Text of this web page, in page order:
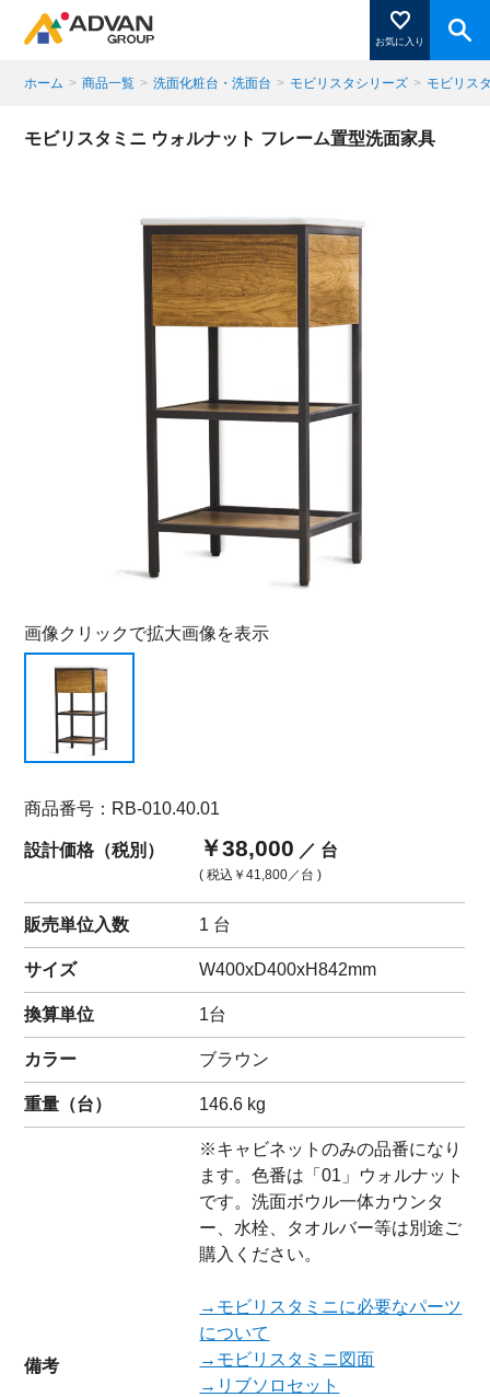
お気に入り
商品ページにある「お気に入り登録」を押すと登録した
閉じる
ホーム > 商品一覧 > 洗面化粧台・洗面台 > モビリスタシリーズ > モビリス
モビリスタミニ ウォルナット フレーム置型洗面家具
画像クリックで拡大画像を表示
商品番号：RB-010.40.01
設計価格（税別） ￥38,000 ／ 台
( 税込 ￥41,800／台 )
販売単位入数 1 台
サイズ W400xD400xH842mm
換算単位 1台
カラー ブラウン
重量（台） 146.6 kg
備考
※キャビネットのみの品番になり
ます。色番は「01」ウォルナット
です。洗面ボウル一体カウンタ
ー、水栓、タオルバー等は別途ご
購入ください。
→モビリスタミニに必要なパーツ
について
→モビリスタミニ図面
→リブソロセット